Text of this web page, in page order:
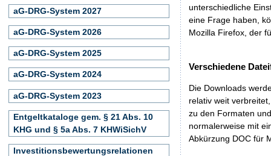
unterschiedliche
eine Frage haben,
Mozilla Firefox, der
Verschiedene
Die Downloads
relativ weit
zu den Formaten
normalerweise mit
Abkürzung DOC für
aG-DRG-System 2027
aG-DRG-System 2026
aG-DRG-System 2025
aG-DRG-System 2024
aG-DRG-System 2023
Entgeltkataloge gem. § 21 Abs. 10
KHG und § 5a Abs. 7 KHWiSichV
Investitionsbewertungsrelationen